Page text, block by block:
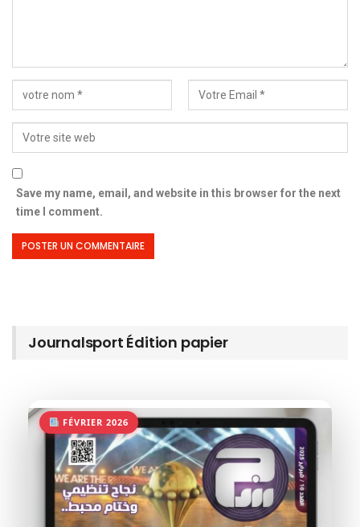
Save my name, email, and website in this browser for the next
time I comment.
Journalsport Édition papier
FÉVRIER 2026